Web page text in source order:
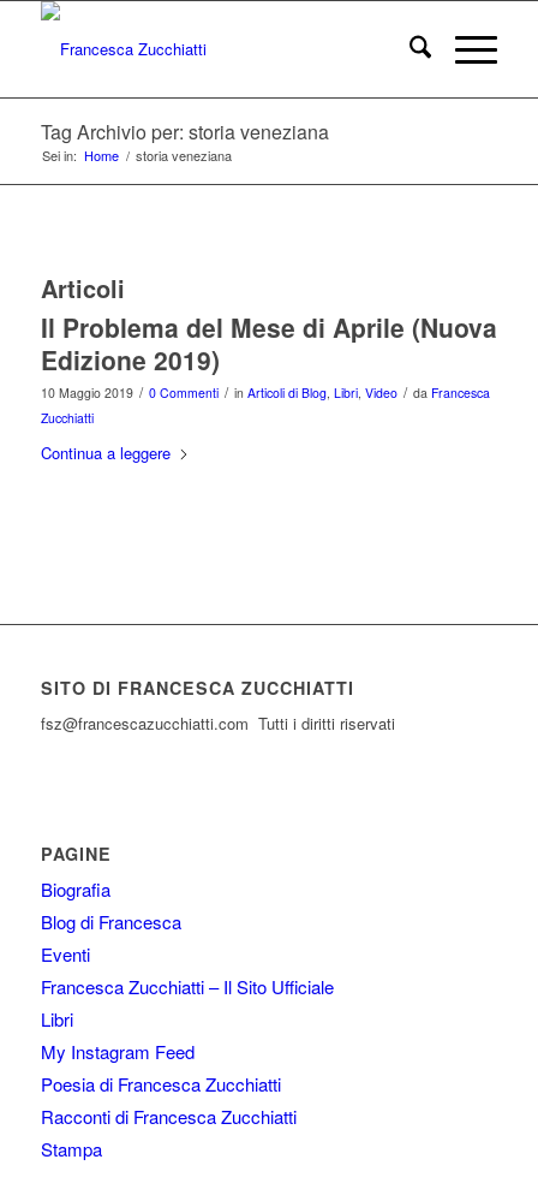
Tag Archivio per: storia veneziana
Sei in: Home / storia veneziana
Articoli
Il Problema del Mese di Aprile (Nuova
Edizione 2019)
10 Maggio 2019 / 0 Commenti / in Articoli di Blog, Libri, Video / da Francesca
Zucchiatti
Continua a leggere
SITO DI FRANCESCA ZUCCHIATTI
fsz@francescazucchiatti.com Tutti i diritti riservati
PAGINE
Biografia
Blog di Francesca
Eventi
Francesca Zucchiatti – Il Sito Ufficiale
Libri
My Instagram Feed
Poesia di Francesca Zucchiatti
Racconti di Francesca Zucchiatti
Stampa